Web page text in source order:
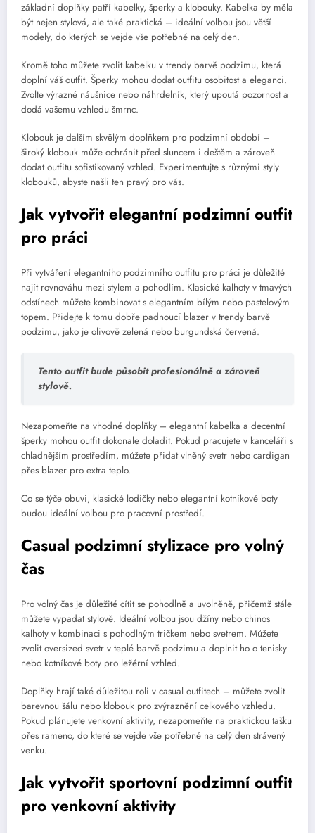
základní doplňky patří kabelky, šperky a klobouky. Kabelka by měla
být nejen stylová, ale také praktická – ideální volbou jsou větší
modely, do kterých se vejde vše potřebné na celý den.
Kromě toho můžete zvolit kabelku v trendy barvě podzimu, která
doplní váš outfit. Šperky mohou dodat outfitu osobitost a eleganci.
Zvolte výrazné náušnice nebo náhrdelník, který upoutá pozornost a
dodá vašemu vzhledu šmrnc.
Klobouk je dalším skvělým doplňkem pro podzimní období –
široký klobouk může ochránit před sluncem i deštěm a zároveň
dodat outfitu sofistikovaný vzhled. Experimentujte s různými styly
klobouků, abyste našli ten pravý pro vás.
Jak vytvořit elegantní podzimní outfit
pro práci
Při vytváření elegantního podzimního outfitu pro práci je důležité
najít rovnováhu mezi stylem a pohodlím. Klasické kalhoty v tmavých
odstínech můžete kombinovat s elegantním bílým nebo pastelovým
topem. Přidejte k tomu dobře padnoucí blazer v trendy barvě
podzimu, jako je olivově zelená nebo burgundská červená.
Tento outfit bude působit profesionálně a zároveň
stylově.
Nezapomeňte na vhodné doplňky – elegantní kabelka a decentní
šperky mohou outfit dokonale doladit. Pokud pracujete v kanceláři s
chladnějším prostředím, můžete přidat vlněný svetr nebo cardigan
přes blazer pro extra teplo.
Co se týče obuvi, klasické lodičky nebo elegantní kotníkové boty
budou ideální volbou pro pracovní prostředí.
Casual podzimní stylizace pro volný
čas
Pro volný čas je důležité cítit se pohodlně a uvolněně, přičemž stále
můžete vypadat stylově. Ideální volbou jsou džíny nebo chinos
kalhoty v kombinaci s pohodlným tričkem nebo svetrem. Můžete
zvolit oversized svetr v teplé barvě podzimu a doplnit ho o tenisky
nebo kotníkové boty pro ležérní vzhled.
Doplňky hrají také důležitou roli v casual outfitech – můžete zvolit
barevnou šálu nebo klobouk pro zvýraznění celkového vzhledu.
Pokud plánujete venkovní aktivity, nezapomeňte na praktickou tašku
přes rameno, do které se vejde vše potřebné na celý den strávený
venku.
Jak vytvořit sportovní podzimní outfit
pro venkovní aktivity